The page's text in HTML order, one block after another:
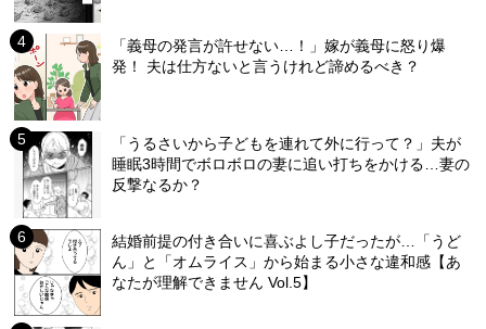
「義母の発言が許せない…！」嫁が義母に怒り爆
発！ 夫は仕方ないと言うけれど諦めるべき？
「うるさいから子どもを連れて外に行って？」夫が
睡眠3時間でボロボロの妻に追い打ちをかける…妻の
反撃なるか？
結婚前提の付き合いに喜ぶよし子だったが…「うど
ん」と「オムライス」から始まる小さな違和感【あ
なたが理解できません Vol.5】